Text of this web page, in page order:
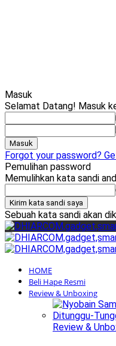
Masuk
Selamat Datang! Masuk
Forgot your password?
Pemulihan password
Memulihkan kata sandi
Sebuah kata sandi akan
HOME
Beli Hape Resmi
Review & Unboxing
Review &